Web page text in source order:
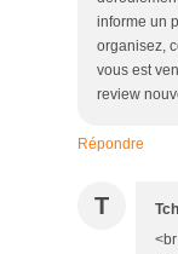
informe un
organisez,
vous est
review
Répondre
T